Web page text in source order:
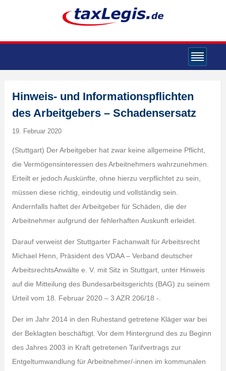
Hinweis- und Informationspflichten
des Arbeitgebers – Schadensersatz
19. Februar 2020
(Stuttgart) Der Arbeitgeber hat zwar keine allgemeine Pflicht,
die Vermögensinteressen des Arbeitnehmers wahrzunehmen.
Erteilt er jedoch Auskünfte, ohne hierzu verpflichtet zu sein,
müssen diese richtig, eindeutig und vollständig sein.
Andernfalls haftet der Arbeitgeber für Schäden, die der
Arbeitnehmer aufgrund der fehlerhaften Auskunft erleidet.
Darauf verweist der Stuttgarter Fachanwalt für Arbeitsrecht
Michael Henn, Präsident des VDAA – Verband deutscher
ArbeitsrechtsAnwälte e. V. mit Sitz in Stuttgart, unter Hinweis
auf die Mitteilung des Bundesarbeitsgerichts (BAG) zu seinem
Urteil vom 18. Februar 2020 – 3 AZR 206/18 -.
Der im Jahr 2014 in den Ruhestand getretene Kläger war bei
der Beklagten beschäftigt. Vor dem Hintergrund des zu Beginn
des Jahres 2003 in Kraft getretenen Tarifvertrags zur
Entgeltumwandlung für Arbeitnehmer/-innen im kommunalen